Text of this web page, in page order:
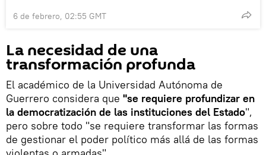
6 de febrero, 02:55 GMT
La necesidad de una
transformación profunda
El académico de la Universidad Autónoma de
Guerrero considera que "se requiere profundizar en
la democratización de las instituciones del Estado",
pero sobre todo "se requiere transformar las formas
de gestionar el poder político más allá de las formas